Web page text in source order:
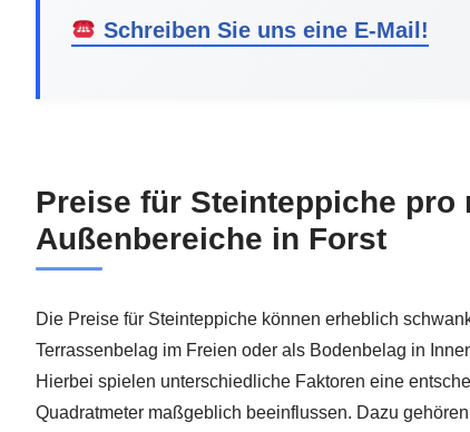
Schreiben Sie uns eine E-Mail!
Preise für Steinteppiche pro
Außenbereiche in Forst
Die Preise für Steinteppiche können erheblich
Terrassenbelag im Freien oder als Bodenbelag in
Hierbei spielen unterschiedliche Faktoren eine
Quadratmeter maßgeblich beeinflussen. Dazu